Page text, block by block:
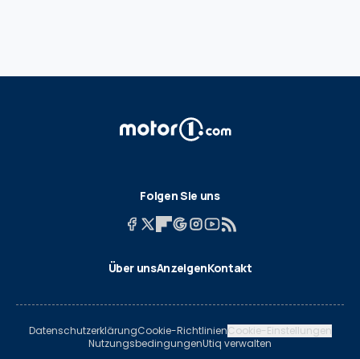
Folgen Sie uns
Über unsAnzeigenKontakt
DatenschutzerklärungCookie-RichtlinienCookie-Einstellungen
NutzungsbedingungenUtiq verwalten